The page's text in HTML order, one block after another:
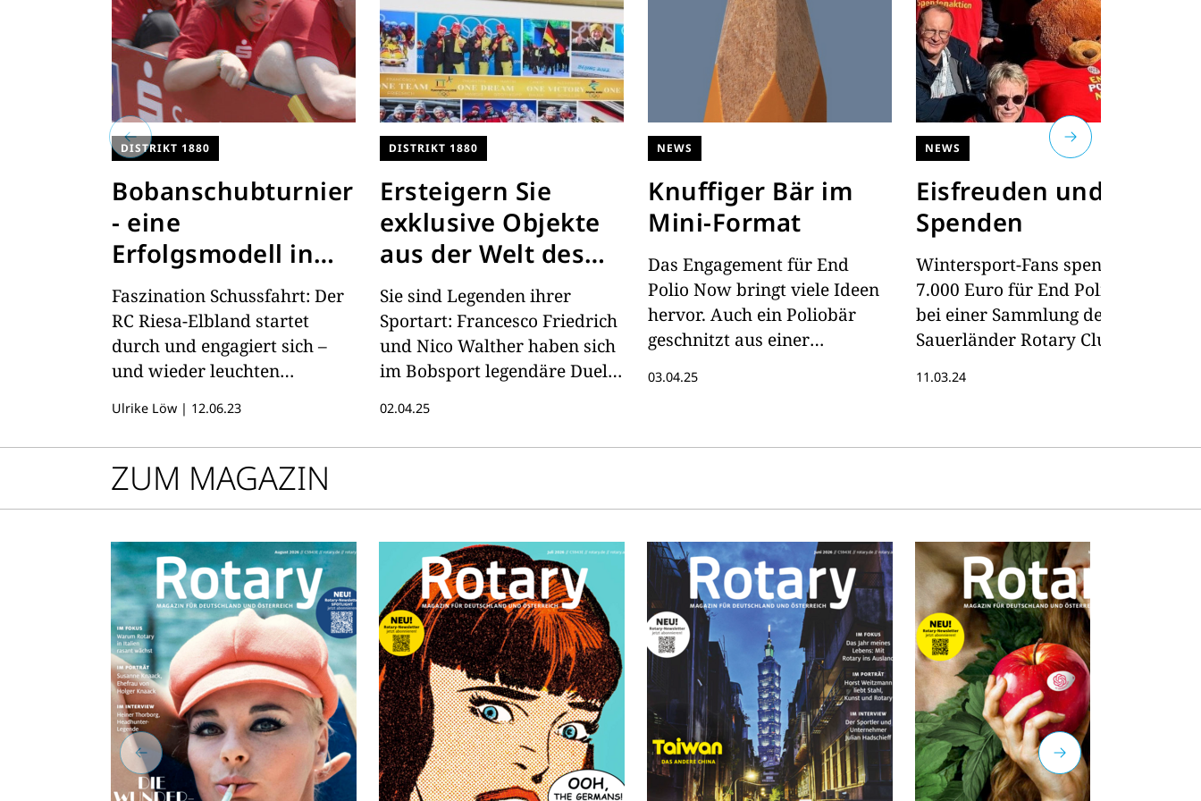
DISTRIKT 1880
Bobanschubturnier
- eine
Erfolgsmodell in
der 8. Auflage!
Faszination Schussfahrt: Der
RC Riesa-Elbland startet
durch und engagiert sich –
und wieder leuchten
Ulrike Löw | 12.06.23
DISTRIKT 1880
Ersteigern Sie
exklusive Objekte
aus der Welt des
Bobsports!
Sie sind Legenden ihrer
Sportart: Francesco Friedrich
und Nico Walther haben sich
im Bobsport legendäre Duelle
Serie gesammelt.
02.04.25
NEWS
Knuffiger Bär im
Mini-Format
Das Engagement für End
Polio Now bringt viele Ideen
hervor. Auch ein Poliobär
geschnitzt aus einer
03.04.25
NEWS
Eisfreuden und
Spenden
Wintersport-Fans spendeten
7.000 Euro für End Polio Now
bei einer Sammlung der
Sauerländer Rotary Clubs bei
der Veltins Eisarena in
11.03.24
ZUM MAGAZIN